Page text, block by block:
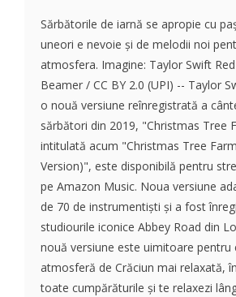
Sărbătorile de iarnă se apropie cu
uneori e nevoie și de melodii noi
atmosfera. Imagine: Taylor Swift
Beamer / CC BY 2.0 (UPI) -- Taylor
o nouă versiune reînregistrată a
sărbători din 2019, "Christmas Tree
intitulată acum "Christmas Tree
Version)", este disponibilă pentru
pe Amazon Music. Noua versiune
de 70 de instrumentiști și a fost
studiourile iconice Abbey Road din
nouă versiune este uimitoare pentru
atmosferă de Crăciun mai relaxată,
toate cumpărăturile și te relaxezi